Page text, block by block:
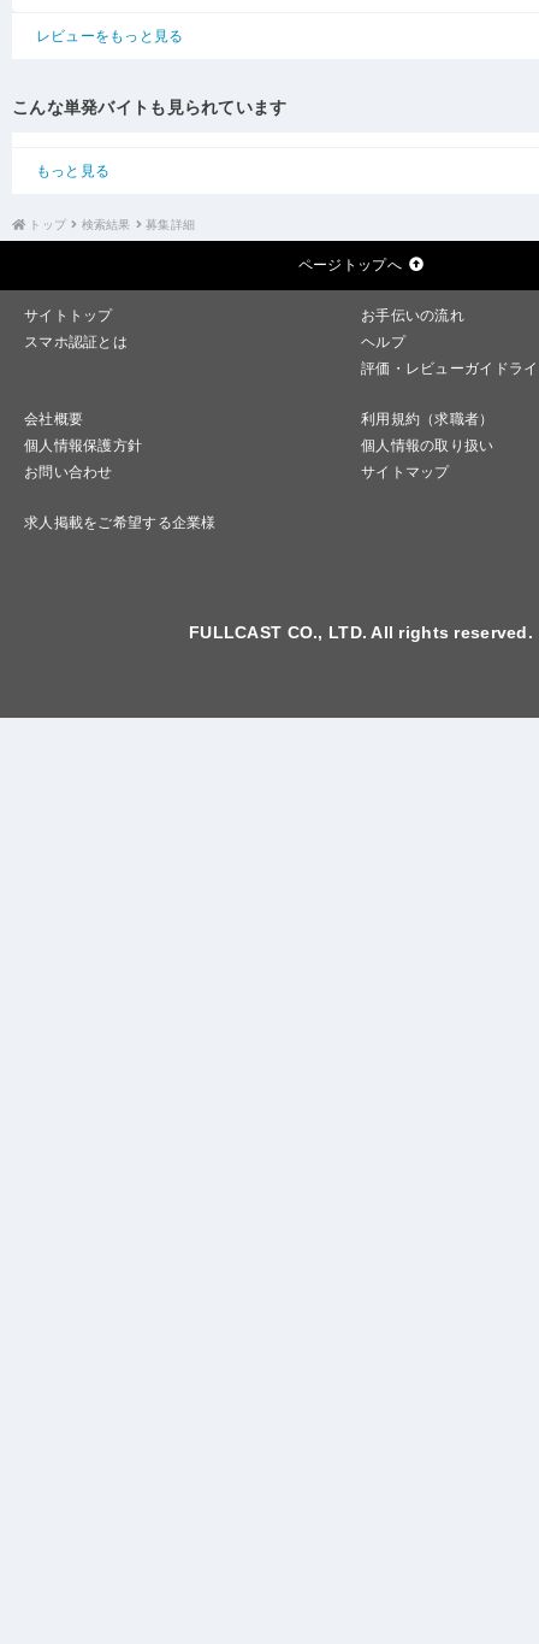
レビューをもっと見る
こんな単発バイトも見られています
もっと見る
トップ 検索結果 募集詳細
ページトップへ
サイトトップ
お手伝いの流れ
スマホ認証とは
ヘルプ
評価・レビューガイドラ
会社概要
利用規約（求職者）
個人情報保護方針
個人情報の取り扱い
お問い合わせ
サイトマップ
求人掲載をご希望する企業様
FULLCAST CO., LTD. All rights reserved.